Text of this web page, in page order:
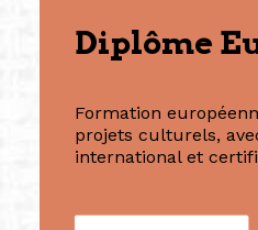
Diplôme
Formation
projets culturels,
international et